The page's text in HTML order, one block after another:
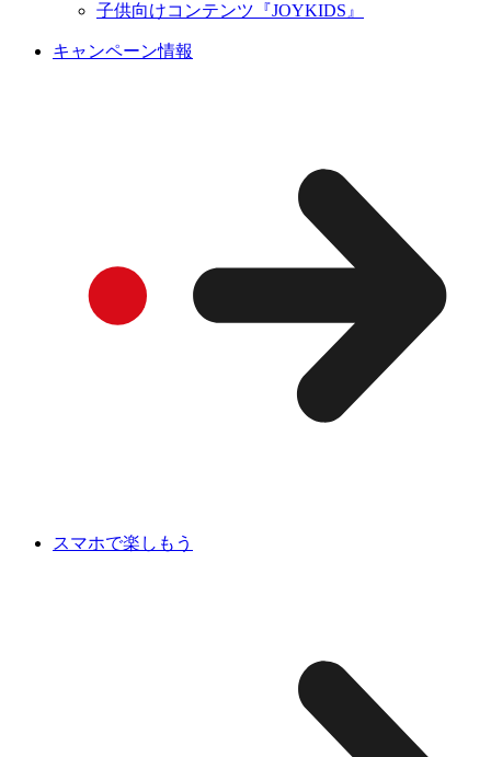
子供向けコンテンツ『JOYKIDS』
キャンペーン情報
スマホで楽しもう